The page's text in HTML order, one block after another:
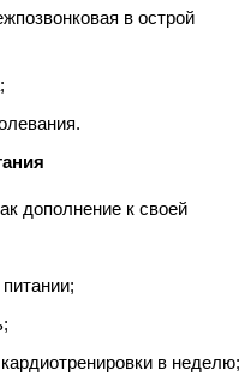
в острой
дополнение к своей
в неделю;